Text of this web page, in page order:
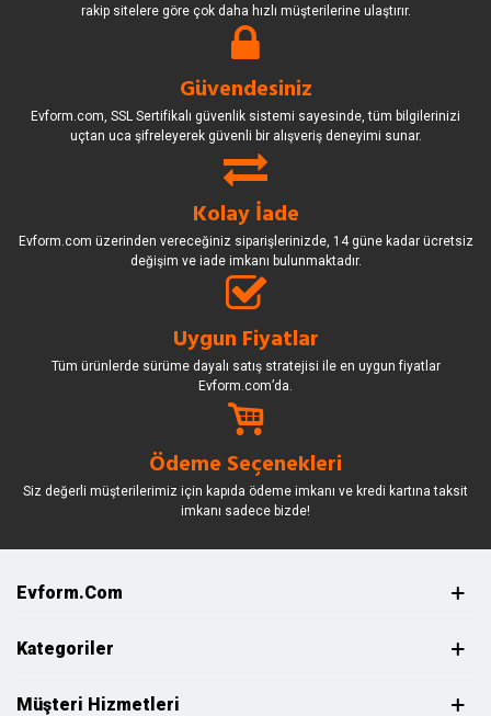
rakip sitelere göre çok daha hızlı müşterilerine ulaştırır.
Güvendesiniz
Evform.com, SSL Sertifikalı güvenlik sistemi sayesinde, tüm bilgilerinizi
uçtan uca şifreleyerek güvenli bir alışveriş deneyimi sunar.
Kolay İade
Evform.com üzerinden vereceğiniz siparişlerinizde, 14 güne kadar ücretsiz
değişim ve iade imkanı bulunmaktadır.
Uygun Fiyatlar
Tüm ürünlerde sürüme dayalı satış stratejisi ile en uygun fiyatlar
Evform.com’da.
Ödeme Seçenekleri
Siz değerli müşterilerimiz için kapıda ödeme imkanı ve kredi kartına taksit
imkanı sadece bizde!
Evform.com
Kategoriler
Müşteri Hizmetleri